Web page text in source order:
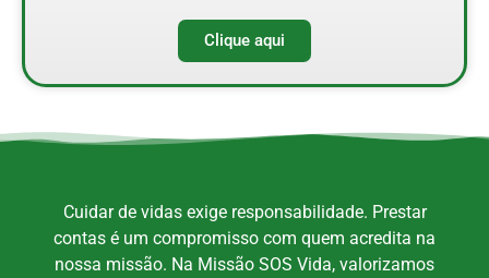
Clique aqui
Cuidar de vidas exige responsabilidade. Prestar
contas é um compromisso com quem acredita na
nossa missão. Na Missão SOS Vida, valorizamos